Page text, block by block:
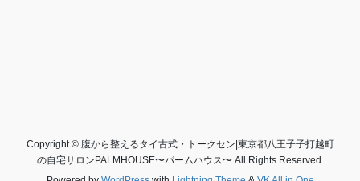
Copyright © 腹から整えるタイ古式・トークセン|東京都八王子子打越町
の自宅サロンPALMHOUSE〜パームハウス〜 All Rights Reserved.